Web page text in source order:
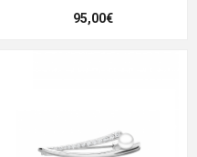
95,00€